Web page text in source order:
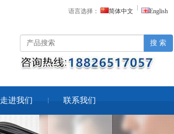
语言选择： 简体中文 English
搜 索
走进我们 联系我们